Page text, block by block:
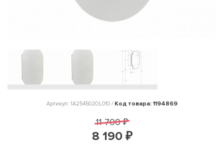
Артикул: 1A254502OL010 / Код товара: 1194869
11 700 ₽
8 190 ₽